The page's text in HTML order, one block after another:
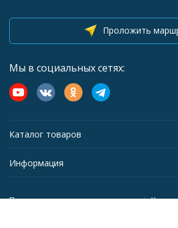
Проложить
Мы в социальных сетях:
Каталог товаров
Информация
Политика персональных данных Карта